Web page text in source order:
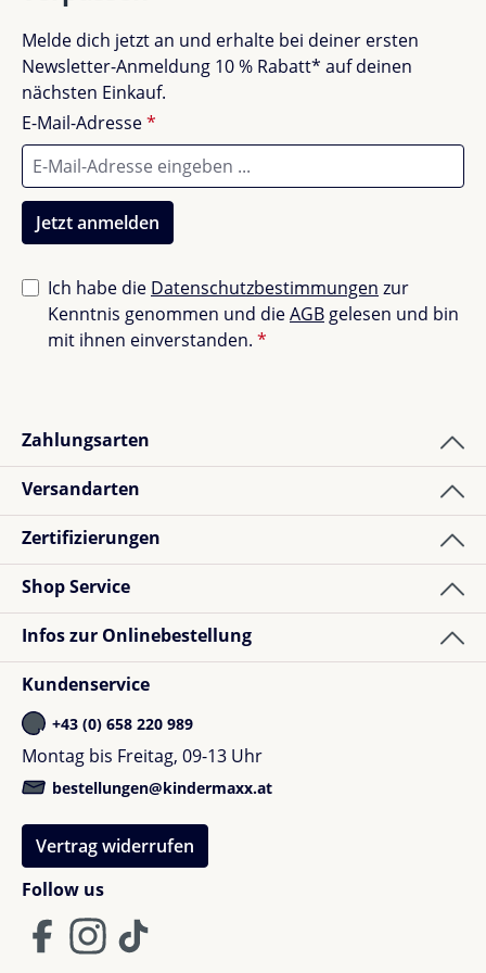
Unbefriedigend (0) 0%
Bewerte dieses Produkt!
Teile deine Erfahrungen mit anderen Kunden.
Bewertungen nur in der aktuellen Sprache anzeigen.
6Bewertungen
Lina A.
Verified buyer
Perfekt für Kindergarten oder Schule da die Getränke
einige Stunden kühl bleiben.
Shopkunde
Alles bestens
Melde dich jetzt an und erhalte bei deiner ersten
Newsletter-Anmeldung 10 % Rabatt* auf deinen
nächsten Einkauf.
E-Mail-Adresse*
Jetzt anmelden
Ich habe die Datenschutzbestimmungen zur
Kenntnis genommen und dieAGB gelesen und bin
mit ihnen einverstanden. *
Zahlungsarten
Versandarten
Zertifizierungen
Follow us
Shop Service
Infos zur Onlinebestellung
Kundenservice
+43 (0) 658 220 989
Montag bis Freitag, 09-13 Uhr
bestellungen@kindermaxx.at
Vertrag widerrufen